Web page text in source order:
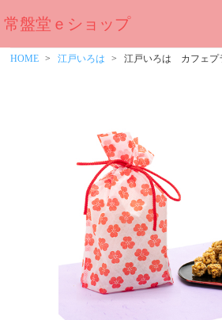
常盤堂ｅショップ
HOME 江戸いろは 江戸いろは カフェプ